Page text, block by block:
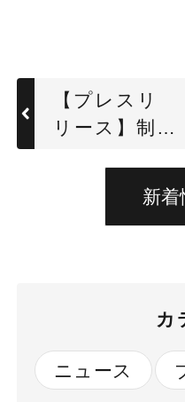
【プレスリ
リース】制服
プを拡充 ー
夏用アイテム
新着
カ
ニュース